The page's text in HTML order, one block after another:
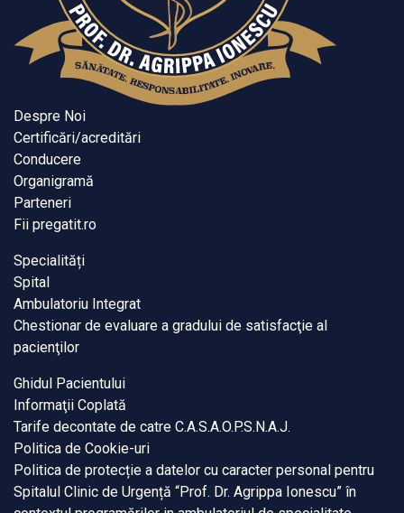
Despre Noi
Certificări/acreditări
Conducere
Organigramă
Parteneri
Fii pregatit.ro
Specialități
Spital
Ambulatoriu Integrat
Chestionar de evaluare a gradului de satisfacţie al
pacienţilor
Ghidul Pacientului
Informaţii Coplată
Tarife decontate de catre C.A.S.A.O.P.S.N.A.J.
Politica de Cookie-uri
Politica de protecție a datelor cu caracter personal pentru
Spitalul Clinic de Urgență “Prof. Dr. Agrippa Ionescu” în